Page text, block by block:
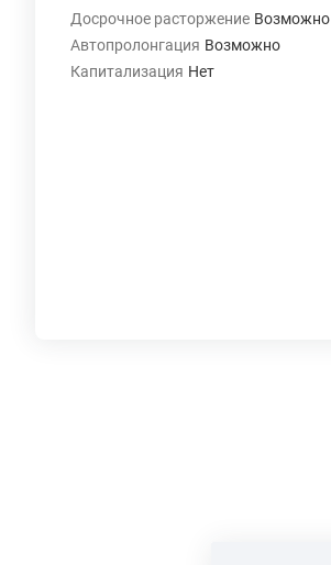
Досрочное расторжение Возможно
Автопролонгация Возможно
Капитализация Нет